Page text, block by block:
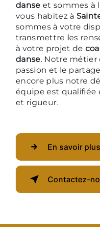
danse et sommes à
vous habitez à
sommes à votre
transmettre les
à votre projet de
danse. Notre
passion et le
encore plus notre
équipe est qualifiée
et rigueur.
En savoir plus
Contactez-